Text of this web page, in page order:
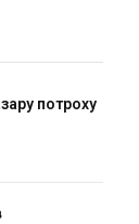
потроху